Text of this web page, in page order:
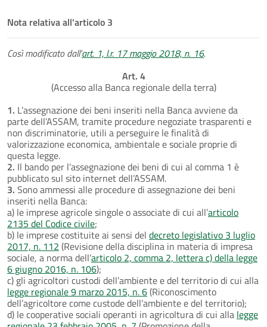
Nota relativa all'articolo 3
Così modificato dall'art. 1, l.r. 17 maggio 2018, n. 16.
Art. 4
(Accesso alla Banca regionale della terra)
1. L’assegnazione dei beni inseriti nella Banca avviene da
parte dell’ASSAM, tramite procedure negoziate trasparenti e
non discriminatorie, utili a perseguire le finalità di
valorizzazione economica, ambientale e sociale proprie di
questa legge.
2. Il bando per l’assegnazione dei beni di cui al comma 1 è
pubblicato sul sito internet dell’ASSAM.
3. Sono ammessi alle procedure di assegnazione dei beni
inseriti nella Banca:
a) le imprese agricole singole o associate di cui all’articolo
2135 del Codice civile;
b) le imprese costituite ai sensi del decreto legislativo 3 luglio
2017, n. 112 (Revisione della disciplina in materia di impresa
sociale, a norma dell’articolo 2, comma 2, lettera c) della legge
6 giugno 2016, n. 106);
c) gli agricoltori custodi dell’ambiente e del territorio di cui alla
legge regionale 9 marzo 2015, n. 6(Riconoscimento
dell’agricoltore come custode dell’ambiente e del territorio);
d) le cooperative sociali operanti in agricoltura di cui alla legge